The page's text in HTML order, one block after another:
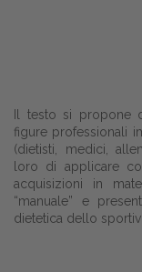
Il testo si propone
figure professionali
(dietisti, medici,
loro di applicare
acquisizioni in
“manuale” e
dietetica dello